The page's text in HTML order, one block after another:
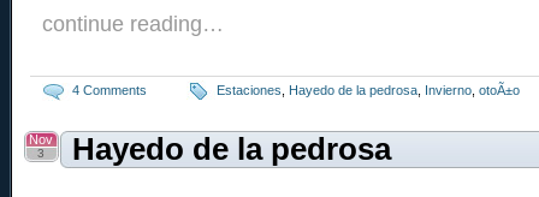
continue reading…
4 Comments Estaciones Hayedo de la pedrosa Invierno otoÃ±o
Hayedo de la pedrosa
Nov
3